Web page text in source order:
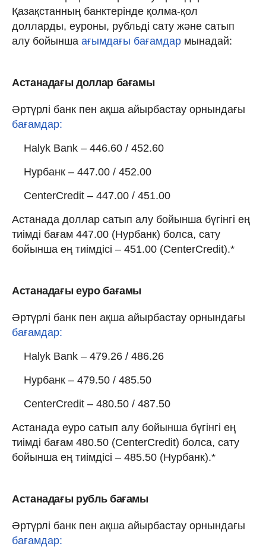
Қазақстанның банктерінде қолма-қол
долларды, еуроны, рубльді сату және сатып
алу бойынша ағымдағы бағамдар мынадай:
Астанадағы доллар бағамы
Әртүрлі банк пен ақша айырбастау орнындағы
бағамдар:
Halyk Bank – 446.60 / 452.60
Нурбанк – 447.00 / 452.00
CenterCredit – 447.00 / 451.00
Астанада доллар сатып алу бойынша бүгінгі ең
тиімді бағам 447.00 (Нурбанк) болса, сату
бойынша ең тиімдісі – 451.00 (CenterCredit).*
Астанадағы еуро бағамы
Әртүрлі банк пен ақша айырбастау орнындағы
бағамдар:
Halyk Bank – 479.26 / 486.26
Нурбанк – 479.50 / 485.50
CenterCredit – 480.50 / 487.50
Астанада еуро сатып алу бойынша бүгінгі ең
тиімді бағам 480.50 (CenterCredit) болса, сату
бойынша ең тиімдісі – 485.50 (Нурбанк).*
Астанадағы рубль бағамы
Әртүрлі банк пен ақша айырбастау орнындағы
бағамдар: